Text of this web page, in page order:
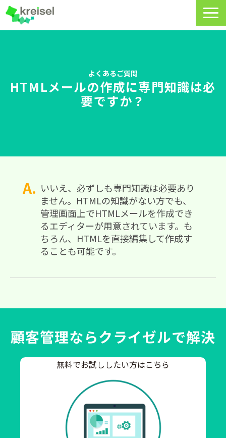
クライゼルの使い方
料金・プラン
CRMラボ
よくあるご質問
HTMLメールの作成に専門知識は必
要ですか？
いいえ、必ずしも専門知識は必要あり
ません。HTMLの知識がない方でも、
管理画面上でHTMLメールを作成でき
るエディターが用意されています。も
ちろん、HTMLを直接編集して作成す
ることも可能です。
顧客管理ならクライゼルで解決
無料でお試ししたい方はこちら